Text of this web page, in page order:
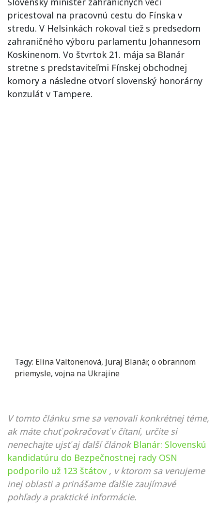
pricestoval na pracovnú cestu do Fínska v
stredu. V Helsinkách rokoval tiež s predsedom
zahraničného výboru parlamentu Johannesom
Koskinenom. Vo štvrtok 21. mája sa Blanár
stretne s predstaviteľmi Fínskej obchodnej
komory a následne otvorí slovenský honorárny
konzulát v Tampere.
Tagy: Elina Valtonenová, Juraj Blanár, o obrannom
priemysle, vojna na Ukrajine
V tomto článku sme sa venovali konkrétnej téme,
ak máte chuť pokračovať v čítaní, určite si
nenechajte ujsť aj ďalší článok Blanár: Slovenskú
kandidatúru do Bezpečnostnej rady OSN
podporilo už 123 štátov , v ktorom sa venujeme
inej oblasti a prinášame ďalšie zaujímavé
pohľady a praktické informácie.